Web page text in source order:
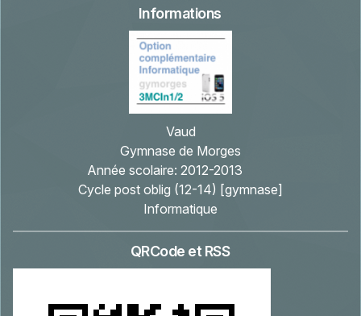
Informations
Vaud
Gymnase de Morges
Année scolaire: 2012-2013
Cycle post oblig (12-14) [gymnase]
Informatique
QRCode et RSS